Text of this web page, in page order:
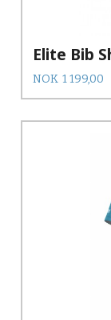
Elite Bib
Pris
NOK 1 199,00